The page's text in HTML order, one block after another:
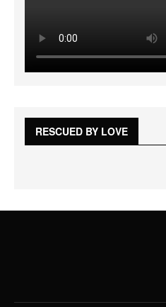
RESCUED BY LOVE